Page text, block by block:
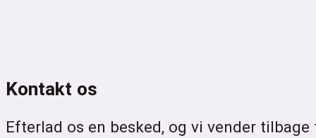
Kontakt os
Efterlad os en besked, og vi vender